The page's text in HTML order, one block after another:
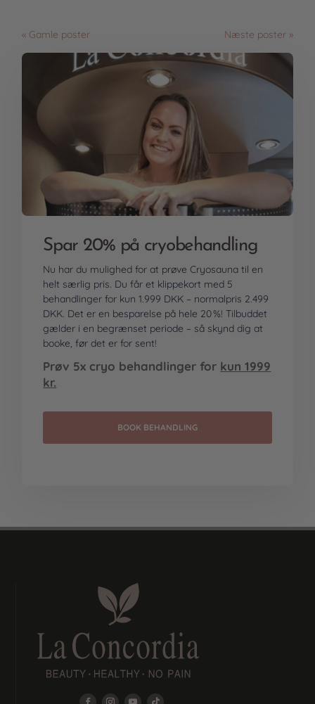
« Gamle poster Næste poster »
Spar 20% på cryobehandling
Nu har du mulighed for at prøve Cryosauna til en
helt særlig pris. Du får et klippekort med 5
behandlinger for kun1.999 DKK – normalpris 2.499
DKK. Det er en besparelse på hele 20 %!Tilbuddet
gælder i en begrænset periode – så skynd dig at
booke, før det er for sent!
Prøv 5x cryo behandlinger for kun 1999
kr.
BOOK BEHANDLING